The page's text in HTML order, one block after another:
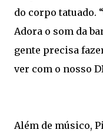
do corpo tatuado.
Adora o som da
gente precisa
ver com o nosso
Além de músico,